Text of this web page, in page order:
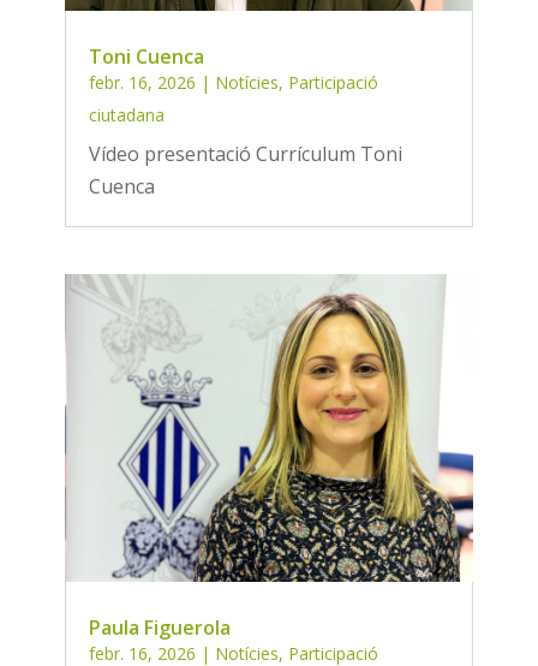
Toni Cuenca
febr. 16, 2026 | Notícies, Participació
ciutadana
Vídeo presentació Currículum Toni
Cuenca
Paula Figuerola
febr. 16, 2026 | Notícies, Participació